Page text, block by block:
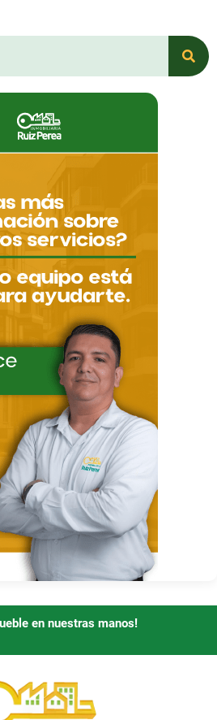
en nuestras manos!